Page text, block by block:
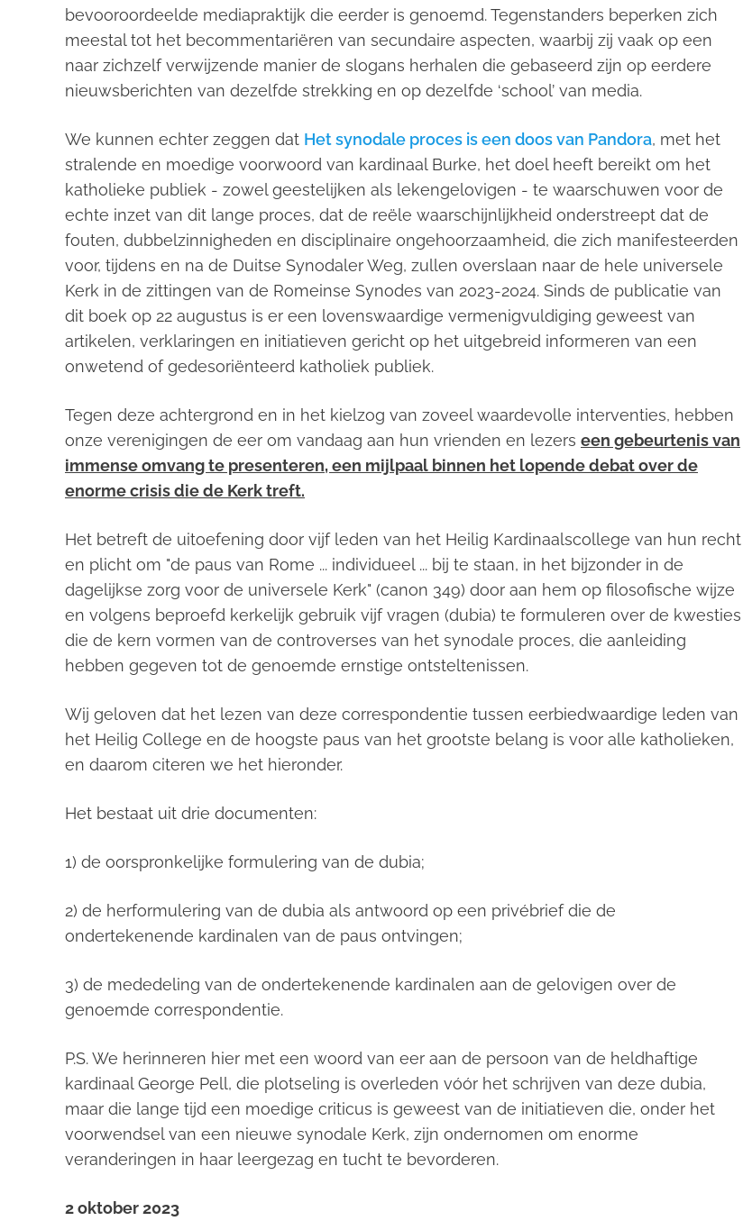
bevooroordeelde mediapraktijk die eerder is genoemd. Tegenstanders beperken zich
meestal tot het becommentariëren van secundaire aspecten, waarbij zij vaak op een
naar zichzelf verwijzende manier de slogans herhalen die gebaseerd zijn op eerdere
nieuwsberichten van dezelfde strekking en op dezelfde ‘school’ van media.
We kunnen echter zeggen dat Het synodale proces is een doos van Pandora, met het
stralende en moedige voorwoord van kardinaal Burke, het doel heeft bereikt om het
katholieke publiek - zowel geestelijken als lekengelovigen - te waarschuwen voor de
echte inzet van dit lange proces, dat de reële waarschijnlijkheid onderstreept dat de
fouten, dubbelzinnigheden en disciplinaire ongehoorzaamheid, die zich manifesteerden
voor, tijdens en na de Duitse Synodaler Weg, zullen overslaan naar de hele universele
Kerk in de zittingen van de Romeinse Synodes van 2023-2024. Sinds de publicatie van
dit boek op 22 augustus is er een lovenswaardige vermenigvuldiging geweest van
artikelen, verklaringen en initiatieven gericht op het uitgebreid informeren van een
onwetend of gedesoriënteerd katholiek publiek.
Tegen deze achtergrond en in het kielzog van zoveel waardevolle interventies, hebben
onze verenigingen de eer om vandaag aan hun vrienden en lezers een gebeurtenis van
immense omvang te presenteren, een mijlpaal binnen het lopende debat over de
enorme crisis die de Kerk treft.
Het betreft de uitoefening door vijf leden van het Heilig Kardinaalscollege van hun recht
en plicht om "de paus van Rome ... individueel ... bij te staan, in het bijzonder in de
dagelijkse zorg voor de universele Kerk" (canon 349) door aan hem op filosofische wijze
en volgens beproefd kerkelijk gebruik vijf vragen (dubia) te formuleren over de kwesties
die de kern vormen van de controverses van het synodale proces, die aanleiding
hebben gegeven tot de genoemde ernstige ontsteltenissen.
Wij geloven dat het lezen van deze correspondentie tussen eerbiedwaardige leden van
het Heilig College en de hoogste paus van het grootste belang is voor alle katholieken,
en daarom citeren we het hieronder.
Het bestaat uit drie documenten:
1) de oorspronkelijke formulering van de dubia;
2) de herformulering van de dubia als antwoord op een privébrief die de
ondertekenende kardinalen van de paus ontvingen;
3) de mededeling van de ondertekenende kardinalen aan de gelovigen over de
genoemde correspondentie.
P.S. We herinneren hier met een woord van eer aan de persoon van de heldhaftige
kardinaal George Pell, die plotseling is overleden vóór het schrijven van deze dubia,
maar die lange tijd een moedige criticus is geweest van de initiatieven die, onder het
voorwendsel van een nieuwe synodale Kerk, zijn ondernomen om enorme
veranderingen in haar leergezag en tucht te bevorderen.
2 oktober 2023